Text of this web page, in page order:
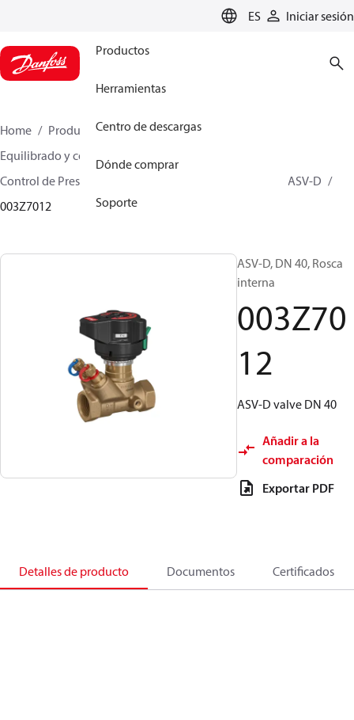
ES Iniciar sesión
Productos
Herramientas
Centro de descargas
Dónde comprar
Soporte
Home Productos
Climate Solutions for heating
Equilibrado y control hidrónicos
Control de Presión Diferencial
ASV-D
003Z7012
ASV-D, DN 40, Rosca
interna
003Z70
12
ASV-D valve DN 40
Añadir a la
comparación
Exportar PDF
Detalles de producto Documentos Certificados